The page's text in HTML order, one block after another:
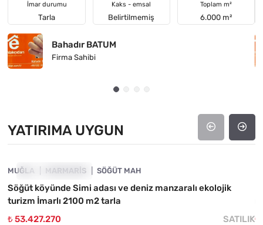
İmar durumu
Tarla
Kaks - emsal
Belirtilmemiş
Toplam m²
6.000 m²
Bahadır BATUM
Firma Sahibi
YATIRIMA UYGUN
YATIRIMA UYGUN
MUĞLA MARMARIS SÖĞÜT MAH
Söğüt köyünde Simi adası ve deniz manzaralı ekolojik
turizm İmarlı 2100 m2 tarla
₺ 53.427.270
SATILIK₺